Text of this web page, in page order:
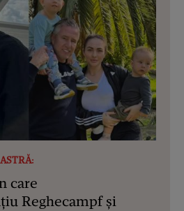
care
Reghecampf și